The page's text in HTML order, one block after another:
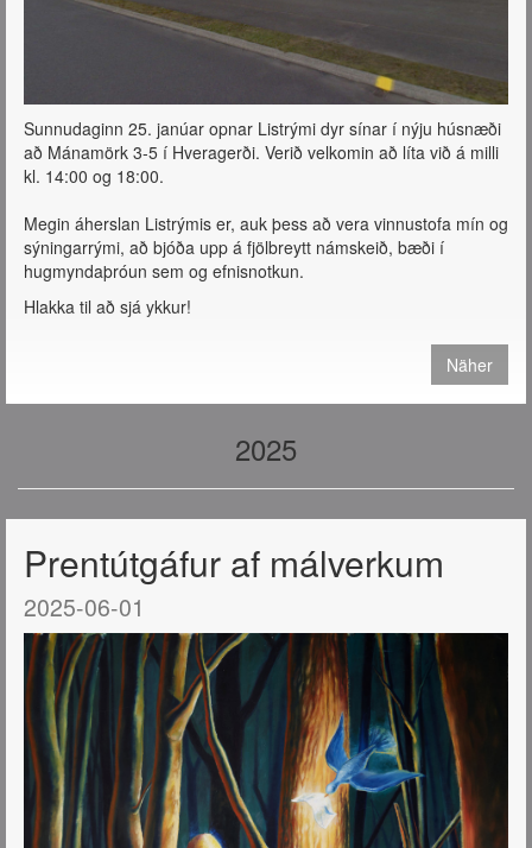
Sunnudaginn 25. janúar opnar Listrými dyr sínar í nýju húsnæði
að Mánamörk 3-5 í Hveragerði. Verið velkomin að líta við á milli
kl. 14:00 og 18:00.
Megin áherslan Listrýmis er, auk þess að vera vinnustofa mín og
sýningarrými, að bjóða upp á fjölbreytt námskeið, bæði í
hugmyndaþróun sem og efnisnotkun.
Hlakka til að sjá ykkur!
Näher
2025
Prentútgáfur af málverkum
2025-06-01